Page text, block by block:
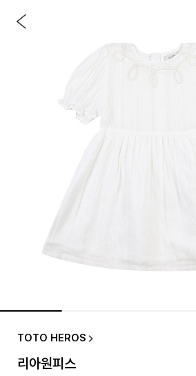
TOTO HEROS
리아원피스